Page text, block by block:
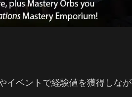
イベントで経験値を獲得しなが